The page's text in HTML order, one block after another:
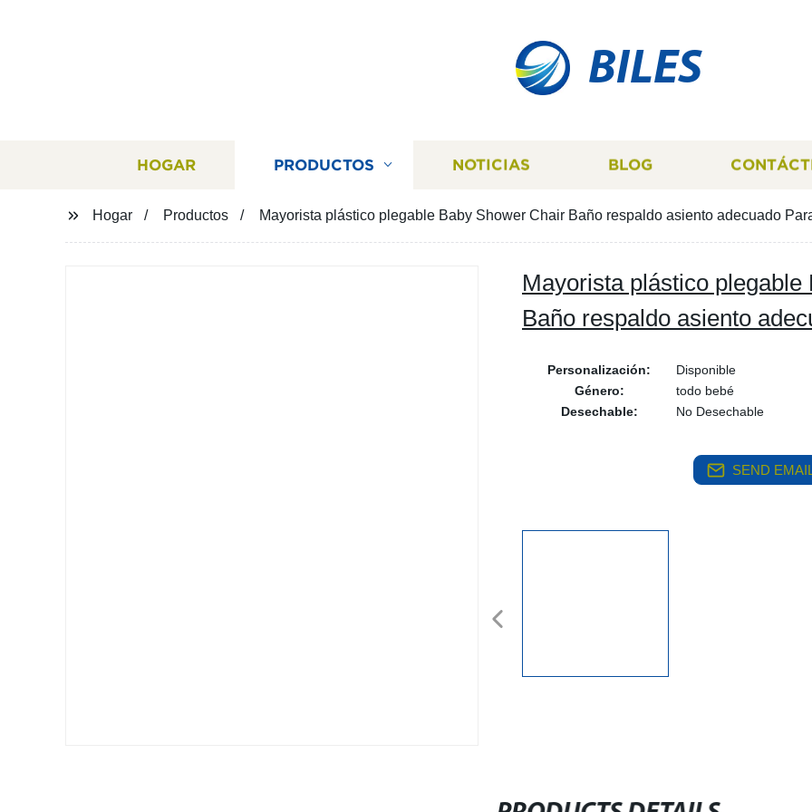
BILES
HOGAR PRODUCTOS NOTICIAS BLOG
Hogar Productos Mayorista plástico plegable Baby Shower Chair Baño respaldo asiento adecuado
Mayorista plástico
Baño respaldo asiento
Personalización:
Disponible
Género:
todo bebé
Desechable:
No Desechable
SEND